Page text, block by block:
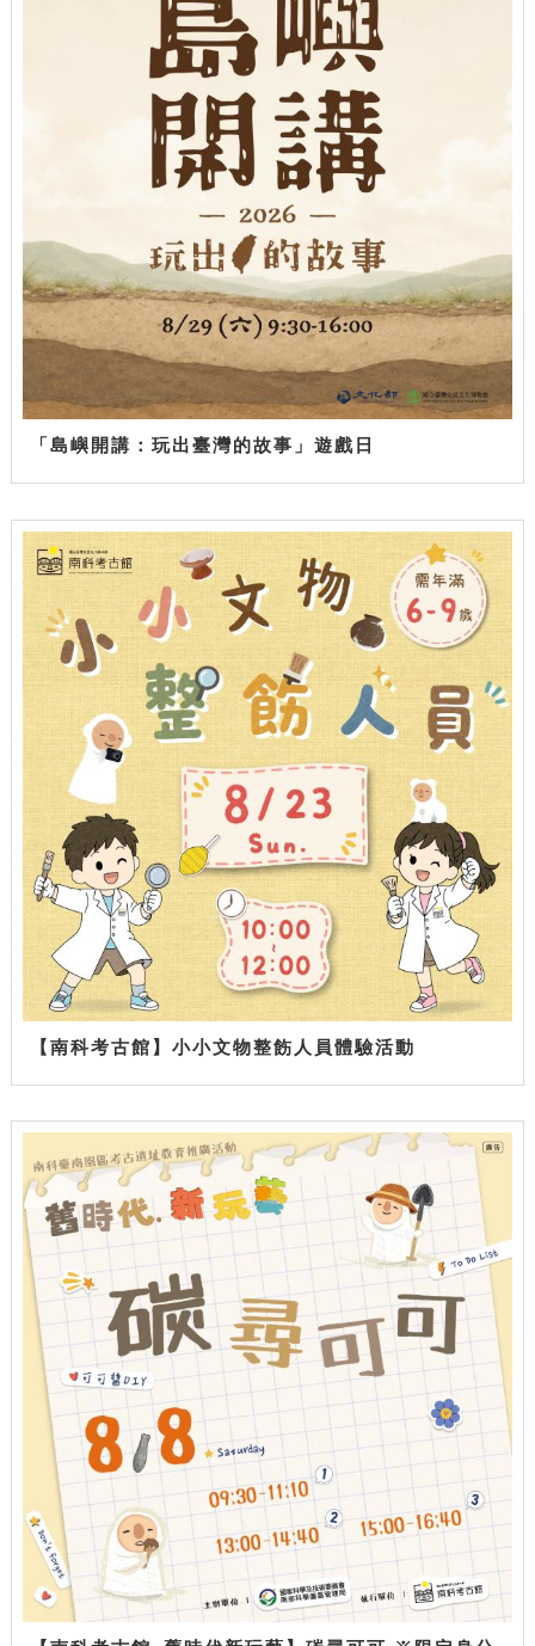
「島嶼開講：玩出臺灣的故事」遊戲日
【南科考古館】小小文物整飭人員體驗活動